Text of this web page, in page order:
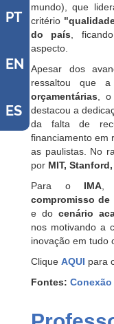
PT
EN
ES
mundo), que
critério
do país ,
aspecto.
Apesar dos
ressaltou que a
orçamentárias ,
destacou a
da falta de
financiamento em
as paulistas. No
por MIT,
Para o IMA ,
compromisso
e do cenário
nos motivando a
inovação em tudo
Clique AQUI para
Fontes: Conexão